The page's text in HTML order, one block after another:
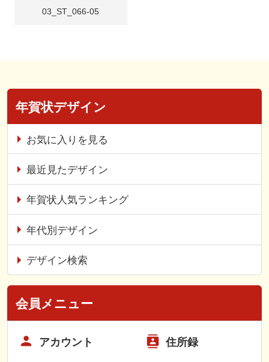
03_ST_066-05
年賀状デザイン
お気に入りを見る
最近見たデザイン
年賀状人気ランキング
年代別デザイン
デザイン検索
会員メニュー
アカウント 住所録